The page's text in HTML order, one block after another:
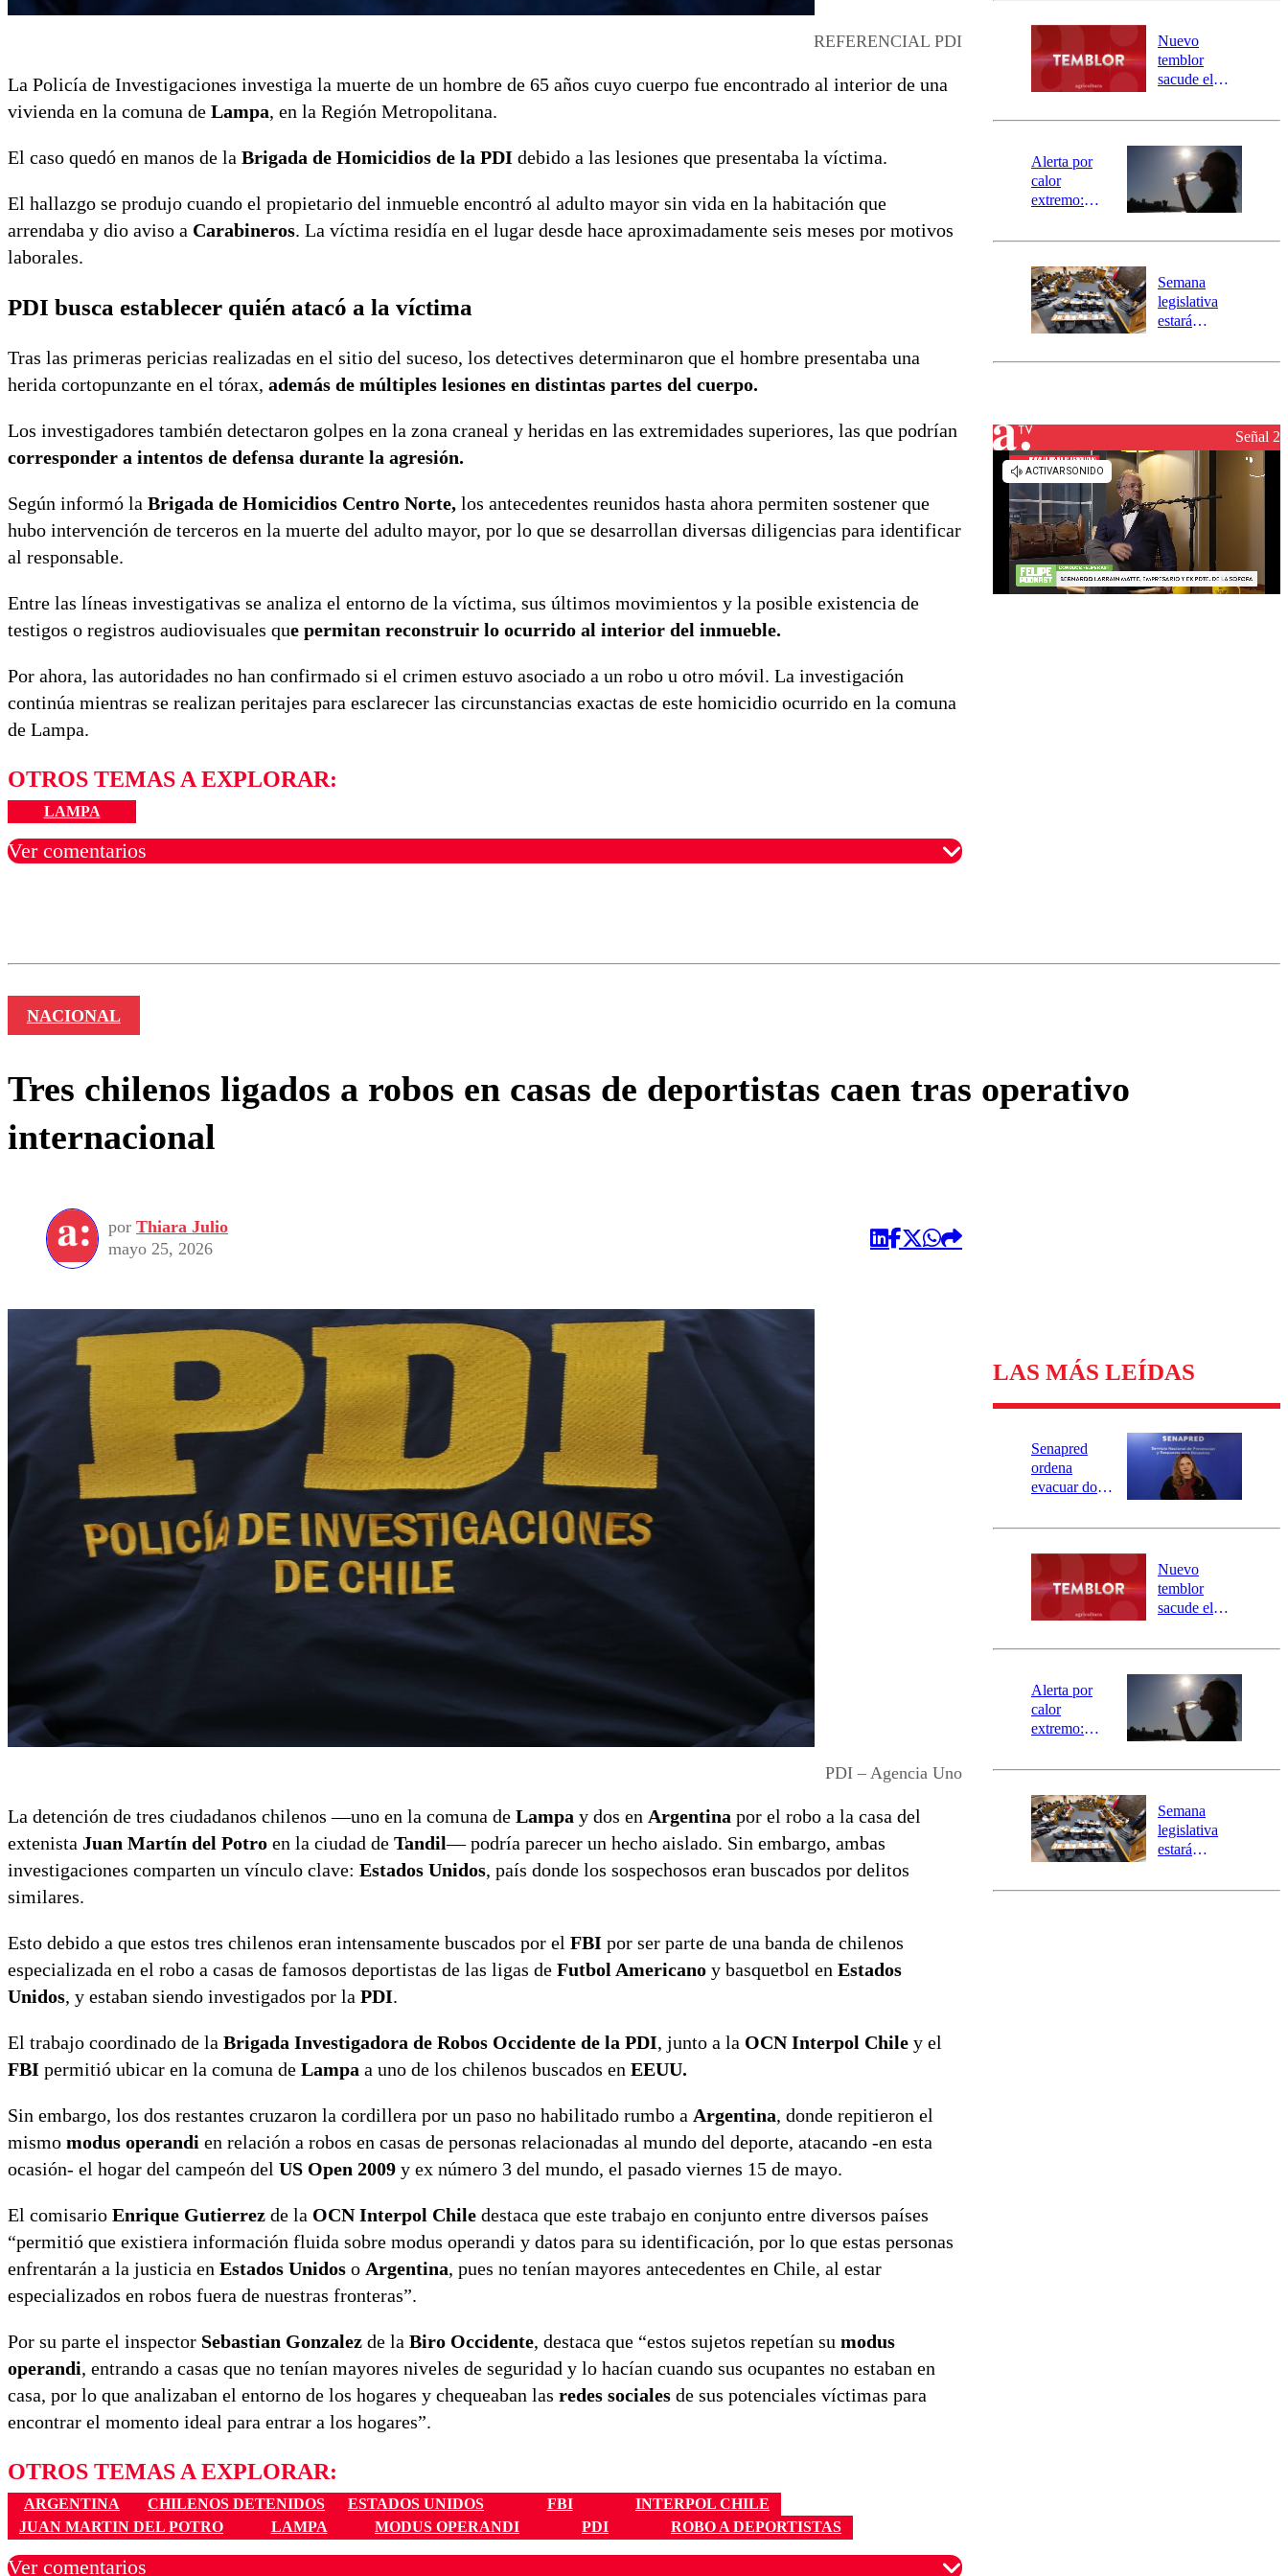
REFERENCIAL PDI
La Policía de Investigaciones investiga la muerte de un hombre de 65 años cuyo cuerpo fue encontrado al interior de una
vivienda en la comuna de Lampa, en la Región Metropolitana.
El caso quedó en manos de la Brigada de Homicidios de la PDI debido a las lesiones que presentaba la víctima.
El hallazgo se produjo cuando el propietario del inmueble encontró al adulto mayor sin vida en la habitación que
arrendaba y dio aviso a Carabineros. La víctima residía en el lugar desde hace aproximadamente seis meses por motivos
laborales.
PDI busca establecer quién atacó a la víctima
Tras las primeras pericias realizadas en el sitio del suceso, los detectives determinaron que el hombre presentaba una
herida cortopunzante en el tórax, además de múltiples lesiones en distintas partes del cuerpo.
Los investigadores también detectaron golpes en la zona craneal y heridas en las extremidades superiores, las que podrían
corresponder a intentos de defensa durante la agresión.
Según informó la Brigada de Homicidios Centro Norte, los antecedentes reunidos hasta ahora permiten sostener que
hubo intervención de terceros en la muerte del adulto mayor, por lo que se desarrollan diversas diligencias para identificar
al responsable.
Entre las líneas investigativas se analiza el entorno de la víctima, sus últimos movimientos y la posible existencia de
testigos o registros audiovisuales que permitan reconstruir lo ocurrido al interior del inmueble.
Por ahora, las autoridades no han confirmado si el crimen estuvo asociado a un robo u otro móvil. La investigación
continúa mientras se realizan peritajes para esclarecer las circunstancias exactas de este homicidio ocurrido en la comuna
de Lampa.
OTROS TEMAS A EXPLORAR:
LAMPA
Ver comentarios
río Damas:
activa
mensajería
SAE
Nuevo
temblor
sacude el
revisa la
epicentro
Alerta por
calor
extremo:
activa Alerta
Preventiva en
tres comunas
Semana
legislativa
estará
el fin de la
reconstrucciónSeñal 2
NACIONAL
Tres chilenos ligados a robos en casas de deportistas caen tras operativo
internacional
por Thiara Julio
mayo 25, 2026
PDI – Agencia Uno
La detención de tres ciudadanos chilenos —uno en la comuna de Lampa y dos en Argentina por el robo a la casa del
extenista Juan Martín del Potro en la ciudad de Tandil— podría parecer un hecho aislado. Sin embargo, ambas
investigaciones comparten un vínculo clave: Estados Unidos, país donde los sospechosos eran buscados por delitos
similares.
Esto debido a que estos tres chilenos eran intensamente buscados por el FBI por ser parte de una banda de chilenos
especializada en el robo a casas de famosos deportistas de las ligas de Futbol Americano y basquetbol en Estados
Unidos, y estaban siendo investigados por la PDI.
El trabajo coordinado de la Brigada Investigadora de Robos Occidente de la PDI, junto a la OCN Interpol Chile y el
FBI permitió ubicar en la comuna de Lampa a uno de los chilenos buscados en EEUU.
Sin embargo, los dos restantes cruzaron la cordillera por un paso no habilitado rumbo a Argentina, donde repitieron el
mismo modus operandi en relación a robos en casas de personas relacionadas al mundo del deporte, atacando -en esta
ocasión- el hogar del campeón del US Open 2009 y ex número 3 del mundo, el pasado viernes 15 de mayo.
El comisario Enrique Gutierrez de la OCN Interpol Chile destaca que este trabajo en conjunto entre diversos países
“permitió que existiera información fluida sobre modus operandi y datos para su identificación, por lo que estas personas
enfrentarán a la justicia en Estados Unidos o Argentina, pues no tenían mayores antecedentes en Chile, al estar
especializados en robos fuera de nuestras fronteras”.
Por su parte el inspector Sebastian Gonzalez de la Biro Occidente, destaca que “estos sujetos repetían su modus
operandi, entrando a casas que no tenían mayores niveles de seguridad y lo hacían cuando sus ocupantes no estaban en
casa, por lo que analizaban el entorno de los hogares y chequeaban las redes sociales de sus potenciales víctimas para
encontrar el momento ideal para entrar a los hogares”.
OTROS TEMAS A EXPLORAR:
ARGENTINA CHILENOS DETENIDOS ESTADOS UNIDOS FBI
INTERPOL CHILE
JUAN MARTIN DEL POTRO
LAMPA MODUS OPERANDI PDI ROBO A DEPORTISTAS
Ver comentarios
LAS MÁS LEÍDAS
Senapred
ordena
evacuar dos
Carahue por
río Damas:
activa
mensajería
SAE
Nuevo
temblor
sacude el
revisa la
epicentro
Alerta por
calor
extremo:
activa Alerta
Preventiva en
tres comunas
Semana
legislativa
estará
el fin de la